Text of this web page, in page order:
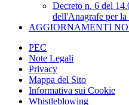
Decreto n. 6 del
dell'Anagrafe per la
AGGIORNAMENTI
PEC
Note Legali
Privacy
Mappa del Sito
Informativa sui Cookie
Whistleblowing